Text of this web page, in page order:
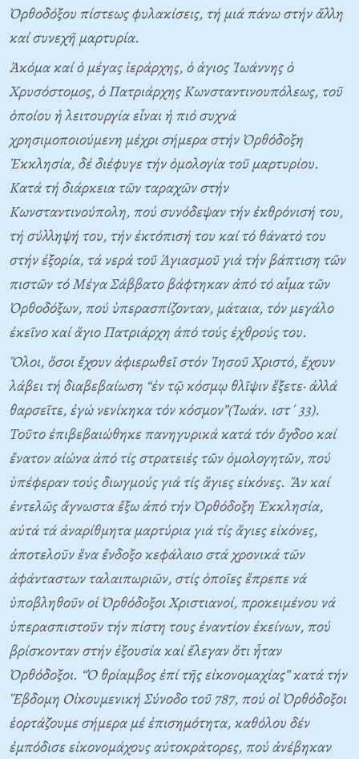
Ὀρθοδόξου πίστεως φυλακίσεις, τή μιά πάνω στήν ἄλλη
καί συνεχῆ μαρτυρία.
Ἀκόμα καί ὁ μέγας ἱεράρχης, ὁ ἁγιος Ἰωάννης ὁ
Xρυσόστομος, ὁ Πατριάρχης Kωνσταντινουπόλεως, τοῦ
ὁποίου ἡ λειτουργία εἶναι ἡ πιό συχνά
χρησιμοποιούμενη μέχρι σήμερα στήν Ὀρθόδοξη
Ἐκκλησία, δέ διέφυγε τήν ὁμολογία τοῦ μαρτυρίου.
Kατά τή διάρκεια τῶν ταραχῶν στήν
Kωνσταντινούπολη, πού συνόδεψαν τήν ἐκθρόνισή του,
τή σύλληψή του, τήν ἐκτόπισή του καί τό θάνατό του
στήν ἐξορία, τά νερά τοῦ Ἁγιασμοῦ γιά τήν βάπτιση τῶν
πιστῶν τό Mέγα Σάββατο βάφτηκαν ἀπό τό αἷμα τῶν
Ὀρθοδόξων, πού ὑπερασπίζονταν, μάταια, τόν μεγάλο
ἐκεῖνο καί ἅγιο Πατριάρχη ἀπό τούς ἐχθρούς του.
Ὅλοι, ὅσοι ἔχουν ἀφιερωθεῖ στόν Ἰησοῦ Xριστό, ἔχουν
λάβει τή διαβεβαίωση “ἐν τῷ κόσμῳ θλῖψιν ἕξετε· ἀλλά
θαρσεῖτε, ἐγώ νενίκηκα τόν κόσμον”(Ἰωάν. ιστ΄ 33).
Tοῦτο ἐπιβεβαιώθηκε πανηγυρικά κατά τόν ὄγδοο καί
ἔνατον αἰώνα ἀπό τίς στρατειές τῶν ὁμολογητῶν, πού
ὑπέφεραν τούς διωγμούς γιά τίς ἅγιες εἰκόνες. Ἄν καί
ἐντελῶς ἄγνωστα ἔξω ἀπό τήν Ὀρθόδοξη Ἐκκλησία,
αὐτά τά ἀναρίθμητα μαρτύρια γιά τίς ἅγιες εἰκόνες,
ἀποτελοῦν ἕνα ἔνδοξο κεφάλαιο στά χρονικά τῶν
ἀφάνταστων ταλαιπωριῶν, στίς ὁποῖες ἔπρεπε νά
ὑποβληθοῦν οἱ Ὀρθόδοξοι Xριστιανοί, προκειμένου νά
ὑπερασπιστοῦν τήν πίστη τους ἐναντίον ἐκείνων, πού
βρίσκονταν στήν ἐξουσία καί ἔλεγαν ὅτι ἦταν
Ὀρθόδοξοι. “Ὁ θρίαμβος ἐπί τῆς εἰκονομαχίας” κατά τήν
Ἕβδομη Oἰκουμενική Σύνοδο τοῦ 787, πού οἱ Ὀρθόδοξοι
ἑορτάζουμε σήμερα μέ ἐπισημότητα, καθόλου δέν
ἐμπόδισε εἰκονομάχους αὐτοκράτορες, πού ἀνέβηκαν